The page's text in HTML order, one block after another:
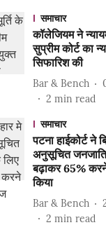
समाचार
कॉलेजियम ने
सुप्रीम कोर्ट का
सिफारिश की
Bar & Bench
2 min read
समाचार
पटना हाईकोर्ट ने
अनुसूचित
बढ़ाकर 65%
किया
Bar & Bench
2 min read